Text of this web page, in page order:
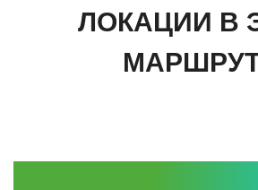
Дополнительная информация
Балтийск называют "городом
ЛОКАЦИИ В